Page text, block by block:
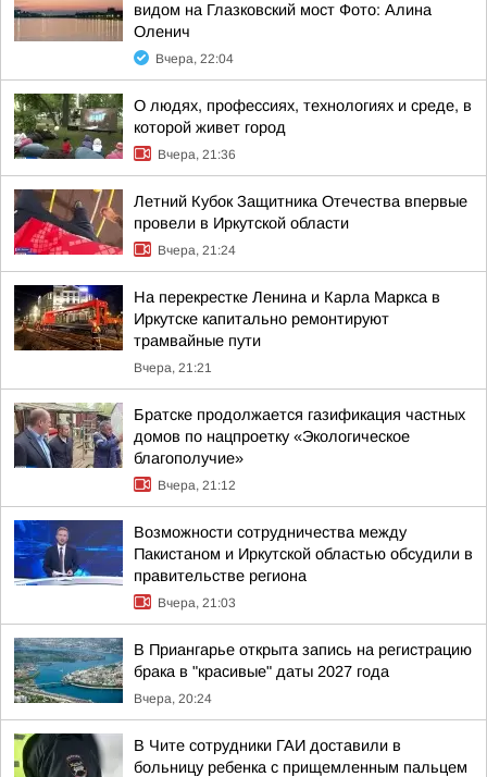
видом на Глазковский мост Фото: Алина
Оленич
Вчера, 22:04
О людях, профессиях, технологиях и среде, в
которой живет город
Вчера, 21:36
Летний Кубок Защитника Отечества впервые
провели в Иркутской области
Вчера, 21:24
На перекрестке Ленина и Карла Маркса в
Иркутске капитально ремонтируют
трамвайные пути
Вчера, 21:21
Братске продолжается газификация частных
домов по нацпроетку «Экологическое
благополучие»
Вчера, 21:12
Возможности сотрудничества между
Пакистаном и Иркутской областью обсудили в
правительстве региона
Вчера, 21:03
В Приангарье открыта запись на регистрацию
брака в "красивые" даты 2027 года
Вчера, 20:24
В Чите сотрудники ГАИ доставили в
больницу ребенка с прищемленным пальцем